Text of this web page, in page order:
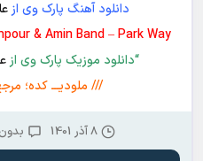
دانلود آهنگ پارک وی از
& Amin Band – Park Way
“دانلود موزیک پارک وی از
/// ملودیـــ کده؛
8 آذر 1401